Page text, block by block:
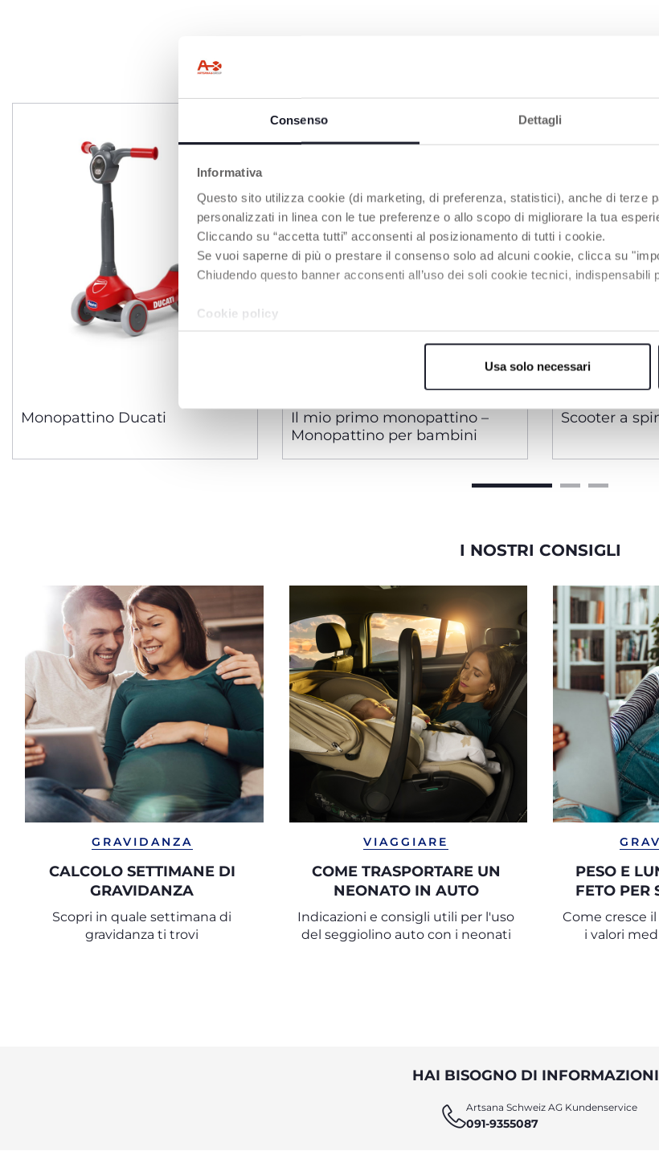
Consenso Dettagli
Informativa
Questo sito utilizza cookie (di marketing, di preferenza, statistici), anche di terze
personalizzati in linea con le tue preferenze o allo scopo di migliorare la tua
Cliccando su “accetta tutti” acconsenti al posizionamento di tutti i cookie.
Se vuoi saperne di più o prestare il consenso solo ad alcuni cookie, clicca su
Chiudendo questo banner acconsenti all’uso dei soli cookie tecnici,
Cookie policy
Usa solo necessari
Monopattino Ducati
Il mio primo monopattino –
Monopattino per bambini
Scooter a
I NOSTRI CONSIGLI
GRAVIDANZA
CALCOLO SETTIMANE DI
GRAVIDANZA
Scopri in quale settimana di
gravidanza ti trovi
VIAGGIARE
COME TRASPORTARE UN
NEONATO IN AUTO
Indicazioni e consigli utili per l'uso
del seggiolino auto con i neonati
PESO E
FETO PER
Come cresce
i valori
HAI BISOGNO DI
Artsana Schweiz AG Kundenservice
091-9355087